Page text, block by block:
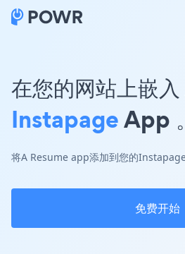
在您的网站上嵌
InstapageApp 。
将A Resume app添加到您的Instapage
免费开始